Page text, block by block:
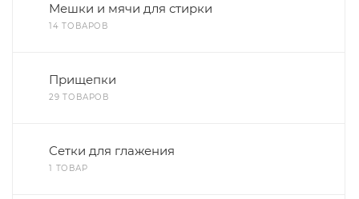
Мешки и мячи для стирки
14 ТОВАРОВ
Прищепки
29 ТОВАРОВ
Сетки для глажения
1 ТОВАР